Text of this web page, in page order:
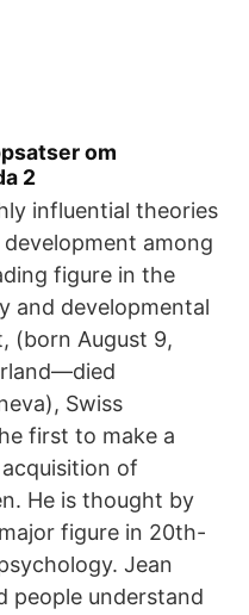
om
2
influential theories
among
figure in the
and developmental
(born August 9,
Swiss
first to make a
of
He is thought by
figure in 20th-
Jean
people understand